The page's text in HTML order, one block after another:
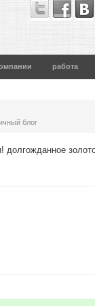
работа
блог
долгожданное